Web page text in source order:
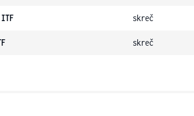
skreč
skreč